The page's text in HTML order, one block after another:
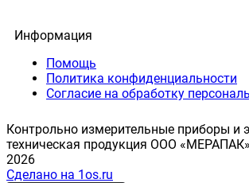
Информация
Помощь
Политика конфиденциальности
Согласие на обработку
Контрольно измерительные приборы и
техническая продукция ООО
2026
Сделано на 1os.ru